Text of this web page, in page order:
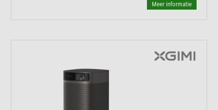
Meer informatie